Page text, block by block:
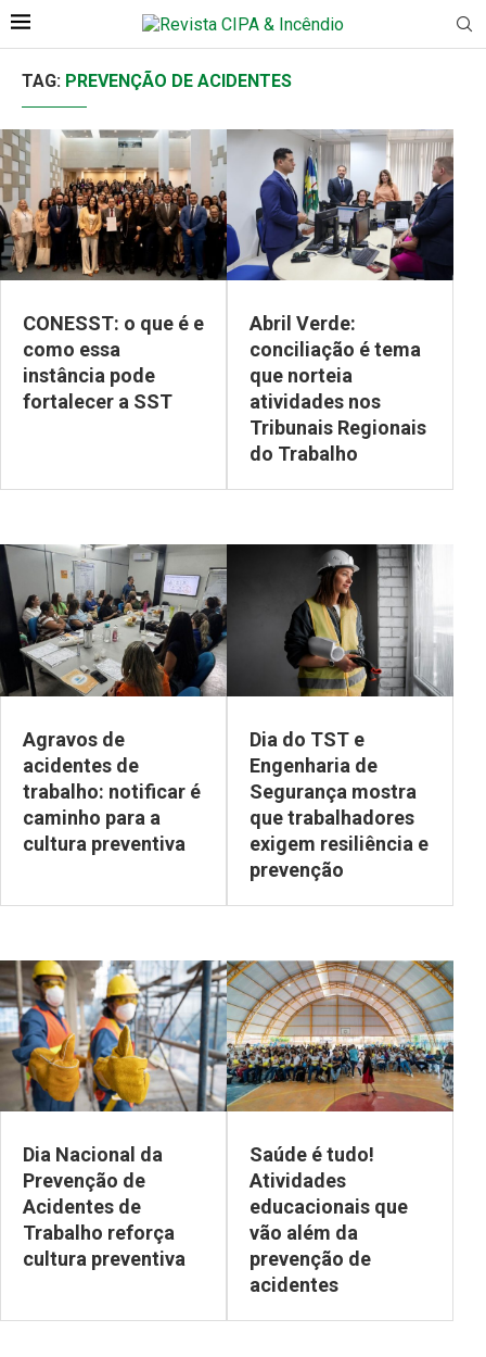
TAG: PREVENÇÃO DE ACIDENTES
CONESST: o que é e
como essa
instância pode
fortalecer a SST
Abril Verde:
conciliação é tema
que norteia
atividades nos
Tribunais Regionais
do Trabalho
Agravos de
acidentes de
trabalho: notificar é
caminho para a
cultura preventiva
Dia do TST e
Engenharia de
Segurança mostra
que trabalhadores
exigem resiliência e
prevenção
Dia Nacional da
Prevenção de
Acidentes de
Trabalho reforça
cultura preventiva
Saúde é tudo!
Atividades
educacionais que
vão além da
prevenção de
acidentes